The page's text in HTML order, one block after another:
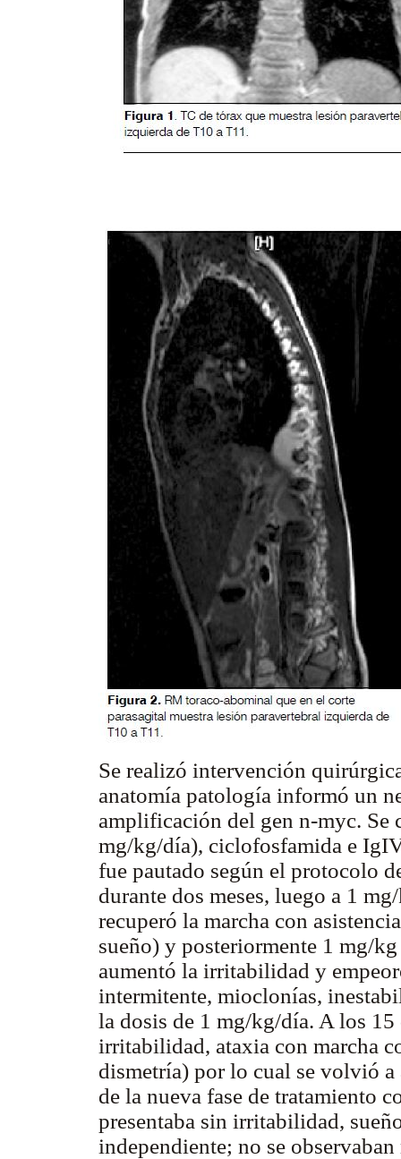
Se realizó intervención
anatomía patología informó un
amplificación del gen n-myc.
mg/kg/día), ciclofosfamida e
fue pautado según el protocolo
durante dos meses, luego a 1
recuperó la marcha con
sueño) y posteriormente 1 mg/
aumentó la irritabilidad y
intermitente, mioclonías,
la dosis de 1 mg/kg/día. A los
irritabilidad, ataxia con marcha
dismetría) por lo cual se volvió
de la nueva fase de tratamiento
presentaba sin irritabilidad,
independiente; no se